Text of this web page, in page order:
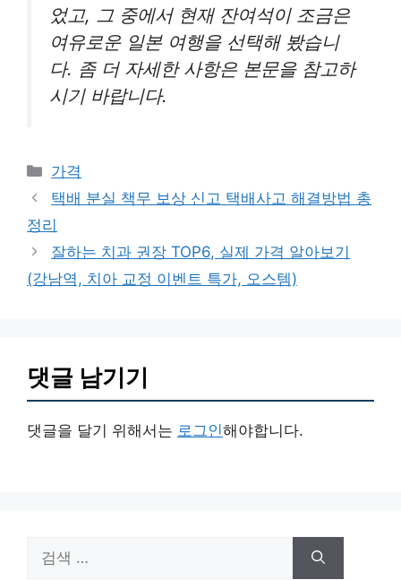
었고, 그 중에서 현재 잔여석이 조금은
여유로운 일본 여행을 선택해 봤습니
다. 좀 더 자세한 사항은 본문을 참고하
시기 바랍니다.
카
테
리
가격
택배 분실 책무 보상 신고 택배사고 해결방법 총
정리
잘하는 치과 권장 TOP6, 실제 가격 알아보기
(강남역, 치아 교정 이벤트 특가, 오스템)
댓글 남기기
댓글을 달기 위해서는 로그인해야합니다.
색: